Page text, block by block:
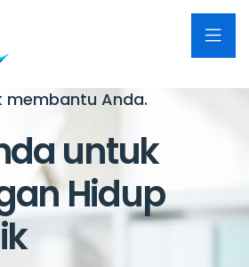
membantu Anda.
untuk
Hidup